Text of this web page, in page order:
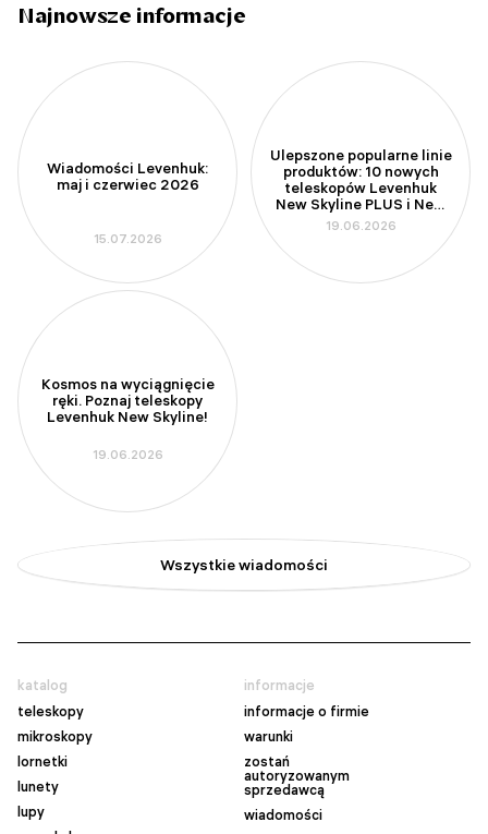
Najnowsze informacje
Wiadomości Levenhuk:
maj i czerwiec 2026
15.07.2026
Ulepszone popularne linie
produktów: 10 nowych
teleskopów Levenhuk
New Skyline PLUS i New
Skyline PRO
19.06.2026
Kosmos na wyciągnięcie
ręki. Poznaj teleskopy
Levenhuk New Skyline!
19.06.2026
Wszystkie wiadomości
katalog
teleskopy
mikroskopy
lornetki
lunety
lupy
informacje
informacje o firmie
warunki
zostań
autoryzowanym
sprzedawcą
wiadomości